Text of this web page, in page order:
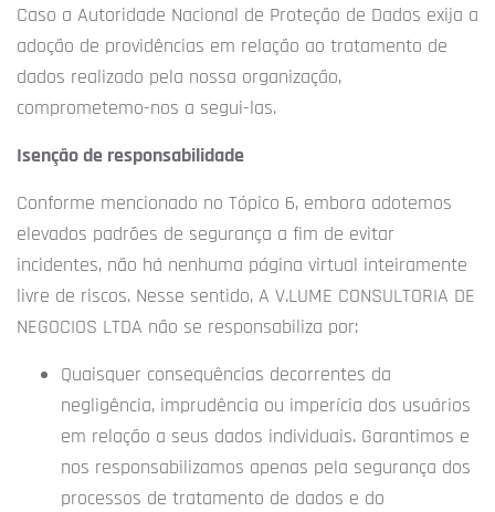
Caso a Autoridade Nacional de Proteção de Dados exija a
adoção de providências em relação ao tratamento de
dados realizado pela nossa organização,
comprometemo-nos a segui-las.
Isenção de responsabilidade
Conforme mencionado no Tópico 6, embora adotemos
elevados padrões de segurança a fim de evitar
incidentes, não há nenhuma página virtual inteiramente
livre de riscos. Nesse sentido, A V.LUME CONSULTORIA DE
NEGOCIOS LTDA não se responsabiliza por:
Quaisquer consequências decorrentes da
negligência, imprudência ou imperícia dos usuários
em relação a seus dados individuais. Garantimos e
nos responsabilizamos apenas pela segurança dos
processos de tratamento de dados e do